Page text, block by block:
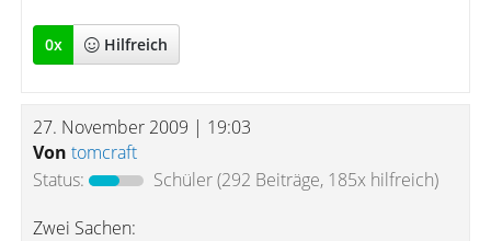
0x Hilfreich
27. November 2009 | 19:03
Von tomcraft
Status:
Schüler(292 Beiträge, 185x hilfreich)
Zwei Sachen: